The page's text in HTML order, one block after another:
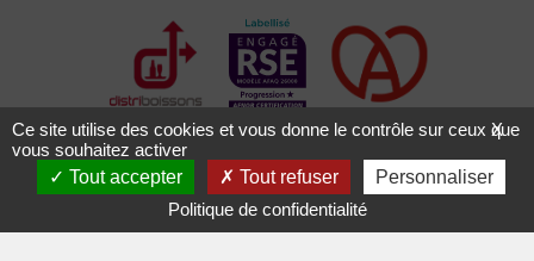
Tous droits réservés ADAM BOISSONS - Conception2exviaavecMasteredit
X
Ce site utilise des cookies et vous donne le contrôle sur ceux que
vous souhaitez activer
Tout accepter
Tout refuser
Personnaliser
Politique de confidentialité